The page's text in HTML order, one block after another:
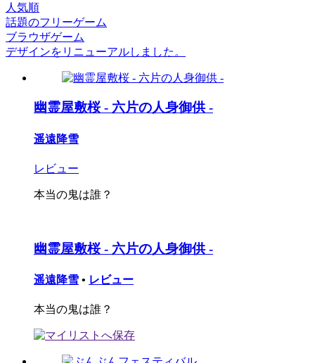
人気順
話題のフリーゲーム
ブラウザゲーム
デザインをリニューアルしました。
幽霊屋敷桜 - 六片の人身御供 -
遥遠降雪
レビュー
本当の鬼は誰？
幽霊屋敷桜 - 六片の人身御供 -
遥遠降雪 • レビュー
本当の鬼は誰？